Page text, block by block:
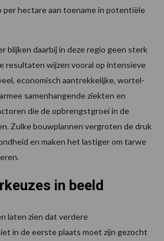
hectare aan toename in potentiële
blijken daarbij in deze regio geen sterk
resultaten wijzen vooral op intensieve
economisch aantrekkelijke, wortel-
samenhangende ziekten en
die de opbrengstgroei in de
Zulke bouwplannen vergroten de druk
en maken het lastiger om tarwe
in beeld
laten zien dat verdere
in de eerste plaats moet zijn gezocht